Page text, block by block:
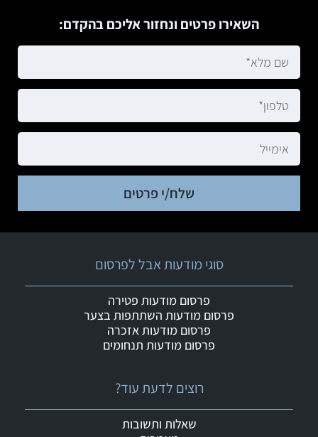
השאירו פרטים ונחזור אליכם בהקדם:
שלח/י פרטים
רוצים לדעת עוד?
שאלות ותשובות
סוגי מודעות אבל לפרסום
פרסום מודעות פטירה
פרסום מודעות השתתפות בצער
פרסום מודעות אזכרה
פרסום מודעות תנחומים